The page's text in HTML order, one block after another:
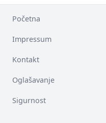
Početna
Impressum
Kontakt
Oglašavanje
Sigurnost